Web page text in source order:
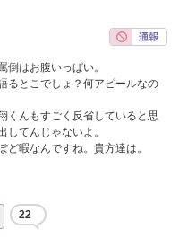
倒はお腹いっぱい。
るとこでしょ？何アピールなの
くんもすごく反省していると思
してんじゃないよ。
暇なんですね。貴方達は。
22